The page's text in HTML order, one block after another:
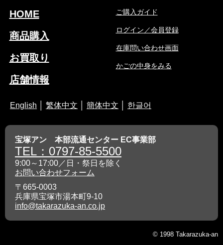
HOME
商品購入
お買取り
店舗情報
ご購入ガイド
ログイン／会員登録
在庫問い合わせ画面
かごの中身をみる
English 繁体中文 簡体中文 한글어
宝塚アン 本部流通センター EC事業部
TEL：0797-85-5500
9:00～17:00／日・祭日を除く
お問い合わせフォーム
〒665-0003
兵庫県宝塚市湯本町9-10
info@takarazuka-an.co.jp
© 1998 Takarazuka-an